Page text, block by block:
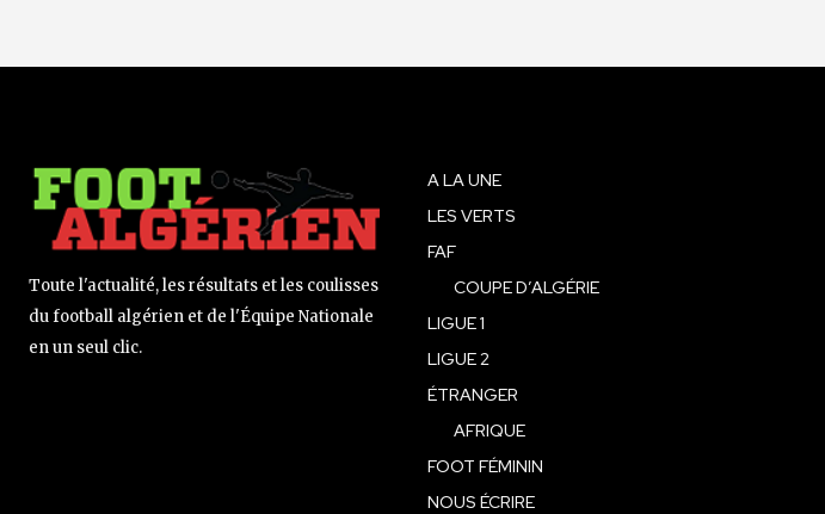
Toute l'actualité, les résultats et les coulisses
du football algérien et de l'Équipe Nationale
en un seul clic.
A LA UNE
LES VERTS
FAF
COUPE D’ALGÉRIE
LIGUE 1
LIGUE 2
ÉTRANGER
AFRIQUE
FOOT FÉMININ
NOUS ÉCRIRE